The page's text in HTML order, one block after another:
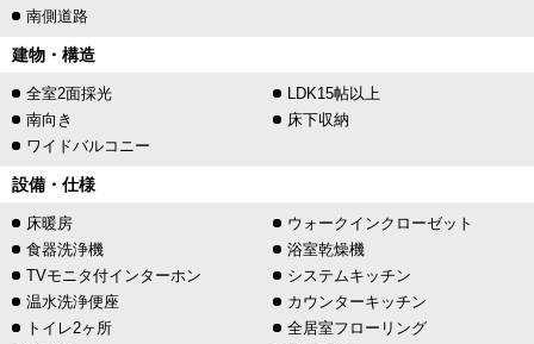
南側道路
建物・構造
全室2面採光
LDK15帖以上
南向き
床下収納
ワイドバルコニー
設備・仕様
床暖房
ウォークインクローゼット
食器洗浄機
浴室乾燥機
TVモニタ付インターホン
システムキッチン
温水洗浄便座
カウンターキッチン
トイレ2ヶ所
全居室フローリング